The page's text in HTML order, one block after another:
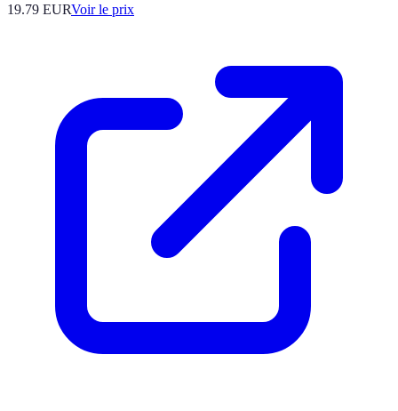
19.79 EURVoir le prix